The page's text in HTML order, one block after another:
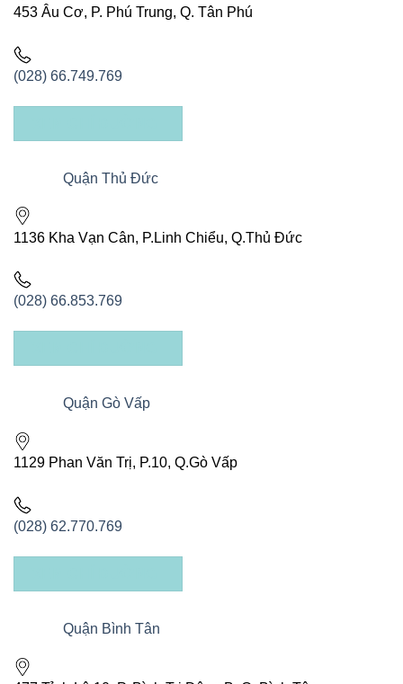
453 Âu Cơ, P. Phú Trung, Q. Tân Phú
(028) 66.749.769
Quận Thủ Đức
1136 Kha Vạn Cân, P.Linh Chiểu, Q.Thủ Đức
(028) 66.853.769
Quận Gò Vấp
1129 Phan Văn Trị, P.10, Q.Gò Vấp
(028) 62.770.769
Quận Bình Tân